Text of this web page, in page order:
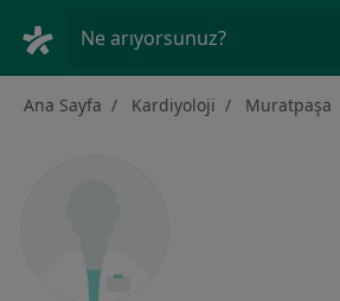
Ne arıyorsunuz?
Ana Sayfa Kardiyoloji Muratpaşa